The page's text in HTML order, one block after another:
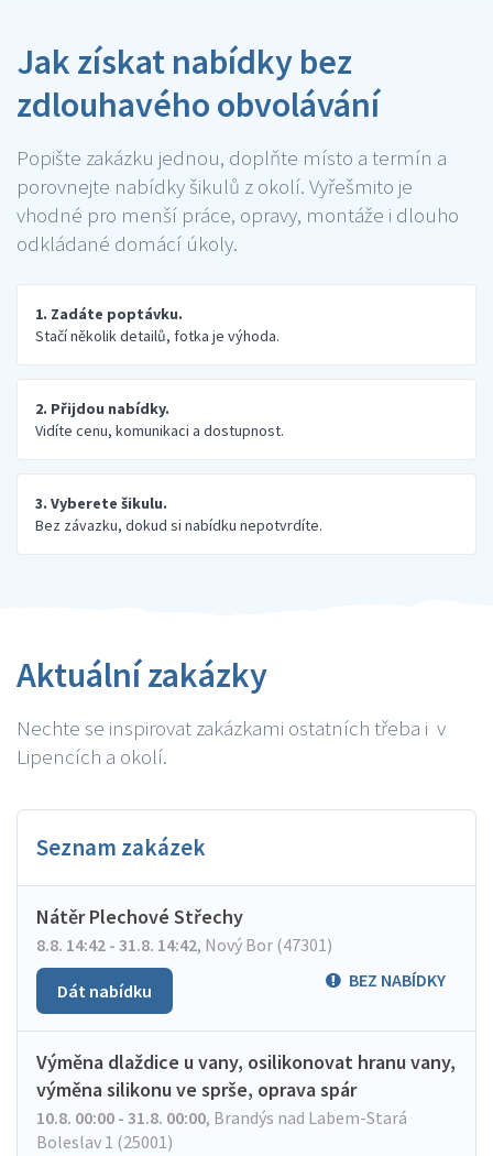
Jak získat nabídky bez
zdlouhavého obvolávání
Popište zakázku jednou, doplňte místo a termín a
porovnejte nabídky šikulů z okolí. Vyřešmito je
vhodné pro menší práce, opravy, montáže i dlouho
odkládané domácí úkoly.
1. Zadáte poptávku.
Stačí několik detailů, fotka je výhoda.
2. Přijdou nabídky.
Vidíte cenu, komunikaci a dostupnost.
3. Vyberete šikulu.
Bez závazku, dokud si nabídku nepotvrdíte.
Aktuální zakázky
Nechte se inspirovat zakázkami ostatních třeba i v
Lipencích a okolí.
Seznam zakázek
Nátěr Plechové Střechy
8.8. 14:42 - 31.8. 14:42, Nový Bor (47301)
BEZ NABÍDKY
Dát nabídku
Výměna dlaždice u vany, osilikonovat hranu vany,
výměna silikonu ve sprše, oprava spár
10.8. 00:00 - 31.8. 00:00, Brandýs nad Labem-Stará
Boleslav 1 (25001)